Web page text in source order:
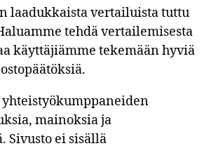
laadukkaista vertailuista tuttu
tehdä vertailemisesta
käyttäjiämme tekemään hyviä
yhteistyökumppaneiden
mainoksia ja
Sivusto ei sisällä